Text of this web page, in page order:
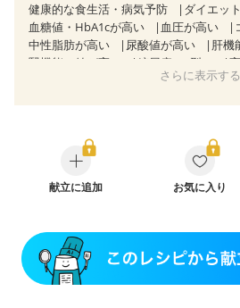
健康的な食生活・病気予防
ダイエット
血糖値・HbA1cが高い
血圧が高い
中性脂肪が高い
尿酸値が高い
肝機
腎機能の値が高い
糖尿病（2型）
狭心症 心筋梗塞
糖尿病性腎症（第１期）
糖尿病性腎
糖尿病性腎症（第３期）
CKD（ステ
CKD（ステージ２）
乳がん（抗がん
妊婦健診・体重増加が気になる（初期）
妊婦健診・血圧が気になる（初期）
妊婦健診・血糖値が気になる（初期）
さらに表示する
献立に追加 お気に入り